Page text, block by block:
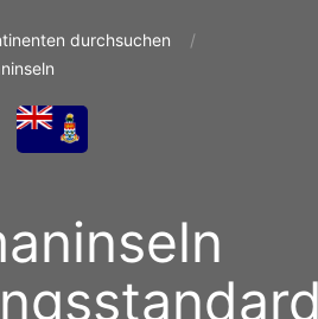
durchsuchen